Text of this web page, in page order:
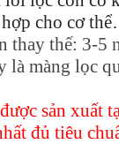
hợp cho cơ
thay thế: 3-5
là màng lọc
sản xuất
đủ tiêu